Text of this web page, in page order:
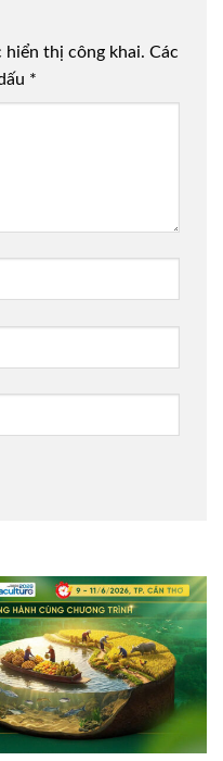
hiển thị công khai. Các
*